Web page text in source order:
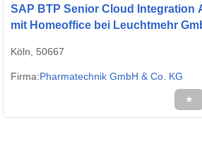
SAP BTP Senior Cloud Integration
mit Homeoffice bei Leuchtmehr
Köln, 50667
Firma:Pharmatechnik GmbH & Co. KG
★